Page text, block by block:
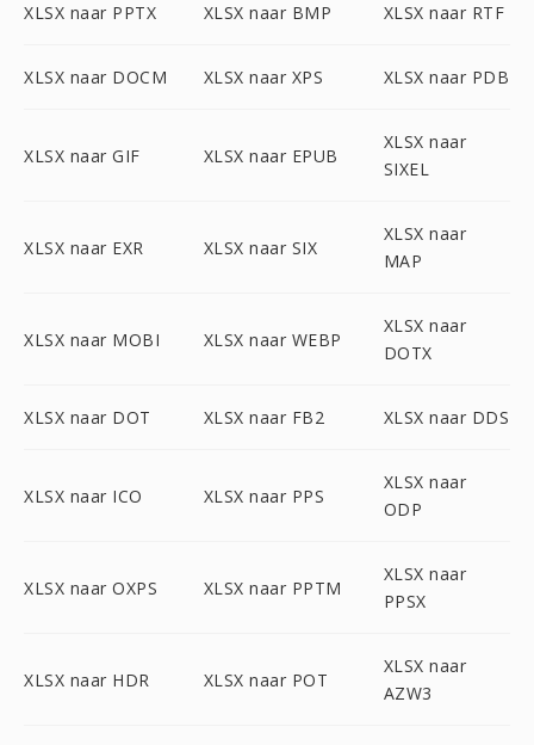
XLSX naar PPTX XLSX naar BMP XLSX naar RTF
XLSX naar DOCM XLSX naar XPS XLSX naar PDB
XLSX naar GIF XLSX naar EPUB
XLSX naar
SIXEL
XLSX naar EXR XLSX naar SIX
XLSX naar
MAP
XLSX naar MOBI XLSX naar WEBP
XLSX naar
DOTX
XLSX naar DOT XLSX naar FB2 XLSX naar DDS
XLSX naar ICO XLSX naar PPS
XLSX naar
ODP
XLSX naar OXPS XLSX naar PPTM
XLSX naar
PPSX
XLSX naar HDR XLSX naar POT
XLSX naar
AZW3